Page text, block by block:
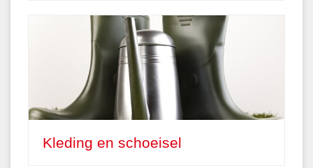
Kleding en schoeisel